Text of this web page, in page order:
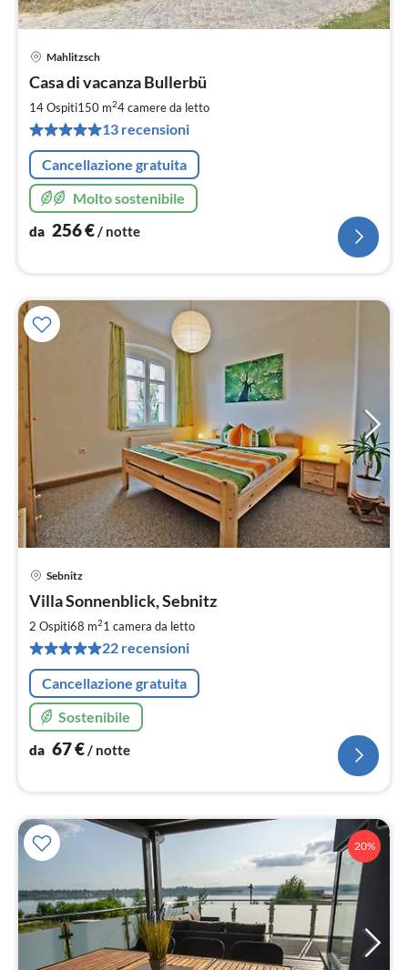
Mahlitzsch
Casa di vacanza Bullerbü
14 Ospiti150 m24camere da letto
13 recensioni
Cancellazione gratuita
Molto sostenibile
da 256€/ notte
Sebnitz
Villa Sonnenblick, Sebnitz
2 Ospiti68 m21 camera da letto
22 recensioni
Cancellazione gratuita
Sostenibile
da 67€/ notte
20%